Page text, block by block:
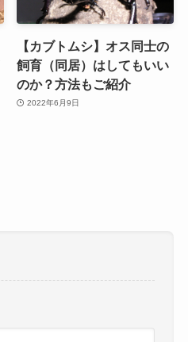
【カブトムシ】オス同士の
飼育（同居）はしてもいい
のか？方法もご紹介
2022年6月9日